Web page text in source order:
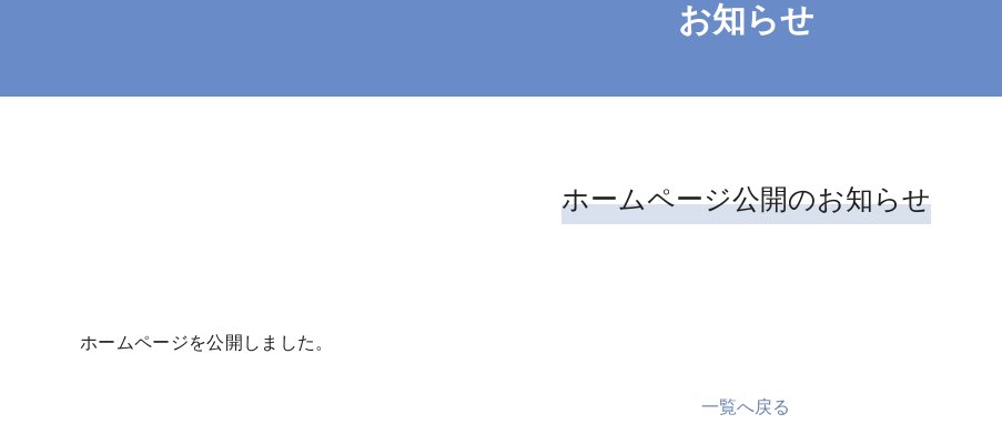
お知らせ
ホームページ公開のお知らせ
ホームページを公開しました。
一覧へ戻る